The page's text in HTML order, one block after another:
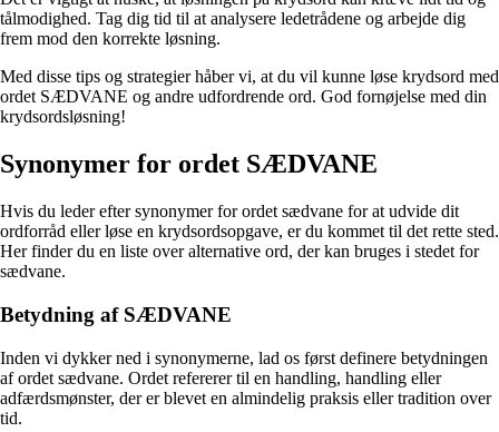
tålmodighed. Tag dig tid til at analysere ledetrådene og arbejde dig
frem mod den korrekte løsning.
Med disse tips og strategier håber vi, at du vil kunne løse krydsord med
ordet SÆDVANE og andre udfordrende ord. God fornøjelse med din
krydsordsløsning!
Synonymer for ordet SÆDVANE
Hvis du leder efter synonymer for ordet sædvane for at udvide dit
ordforråd eller løse en krydsordsopgave, er du kommet til det rette sted.
Her finder du en liste over alternative ord, der kan bruges i stedet for
sædvane.
Betydning af SÆDVANE
Inden vi dykker ned i synonymerne, lad os først definere betydningen
af ordet sædvane. Ordet refererer til en handling, handling eller
adfærdsmønster, der er blevet en almindelig praksis eller tradition over
tid.